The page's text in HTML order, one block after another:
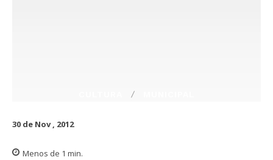
30 de Nov , 2012
Menos de 1 min.